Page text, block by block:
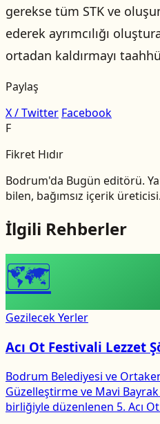
gerekse tüm STK ve
ederek ayrımcılığı
ortadan kaldırmayı
Paylaş
X / Twitter Facebook
F
Fikret Hıdır
Bodrum'da Bugün editörü.
bilen, bağımsız içerik üreticisi.
İlgili Rehberler
🗺
Gezilecek Yerler
Acı Ot Festivali Lezzet
Bodrum Belediyesi ve
Güzelleştirme ve Mavi
birliğiyle düzenlenen 5. Acı